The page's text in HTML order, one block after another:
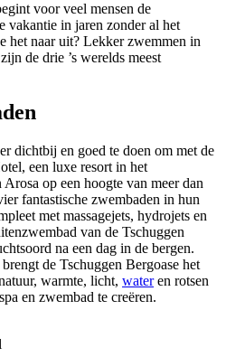
voor veel mensen de
vakantie in jaren zonder al het
het naar uit? Lekker zwemmen in
de drie ’s werelds meest
dichtbij en goed te doen om met de
een luxe resort in het
op een hoogte van meer dan
fantastische zwembaden in hun
met massagejets, hydrojets en
van de Tschuggen
na een dag in de bergen.
de Tschuggen Bergoase het
warmte, licht, wateren rotsen
en zwembad te creëren.